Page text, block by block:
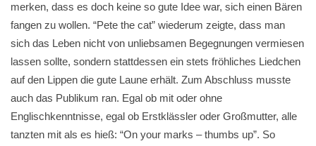
merken, dass es doch keine so gute Idee war, sich einen Bären
fangen zu wollen. “Pete the cat” wiederum zeigte, dass man
sich das Leben nicht von unliebsamen Begegnungen vermiesen
lassen sollte, sondern stattdessen ein stets fröhliches Liedchen
auf den Lippen die gute Laune erhält. Zum Abschluss musste
auch das Publikum ran. Egal ob mit oder ohne
Englischkenntnisse, egal ob Erstklässler oder Großmutter, alle
tanzten mit als es hieß: “On your marks – thumbs up”. So